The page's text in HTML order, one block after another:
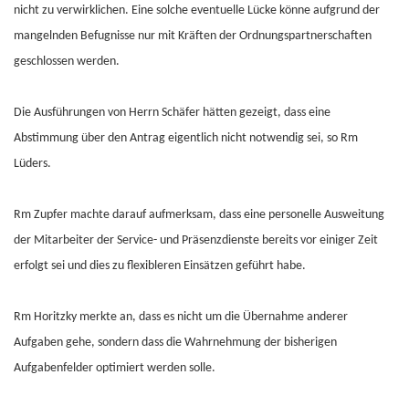
nicht zu verwirklichen. Eine solche eventuelle Lücke könne aufgrund der
mangelnden Befugnisse nur mit Kräften der Ordnungspartnerschaften
geschlossen werden.
Die Ausführungen von Herrn Schäfer hätten gezeigt, dass eine
Abstimmung über den Antrag eigentlich nicht notwendig sei, so Rm
Lüders.
Rm Zupfer machte darauf aufmerksam, dass eine personelle Ausweitung
der Mitarbeiter der Service- und Präsenzdienste bereits vor einiger Zeit
erfolgt sei und dies zu flexibleren Einsätzen geführt habe.
Rm Horitzky merkte an, dass es nicht um die Übernahme anderer
Aufgaben gehe, sondern dass die Wahrnehmung der bisherigen
Aufgabenfelder optimiert werden solle.